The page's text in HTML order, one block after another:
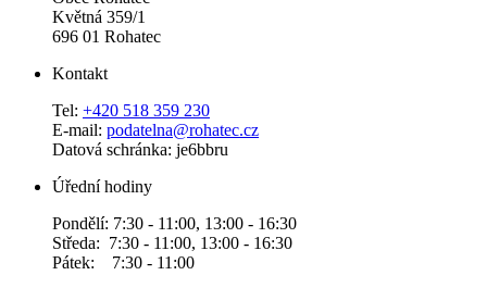
Květná 359/1
696 01 Rohatec
Kontakt
Tel: +420 518 359 230
E-mail: podatelna@rohatec.cz
Datová schránka: je6bbru
Úřední hodiny
Pondělí: 7:30 - 11:00, 13:00 - 16:30
Středa: 7:30 - 11:00, 13:00 - 16:30
Pátek: 7:30 - 11:00